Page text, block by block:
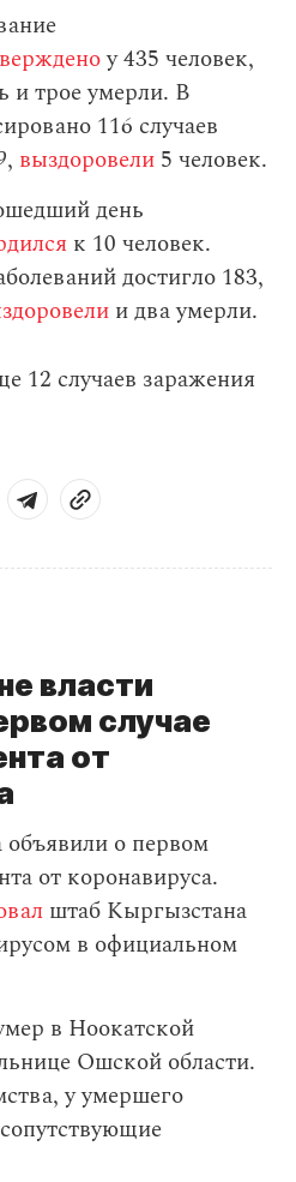
у 435 человек,
и трое умерли. В
116 случаев
, выздоровели 5 человек.
день
к 10 человек.
достигло 183,
и два умерли.
12 случаев заражения
власти
случае
от
о первом
от коронавируса.
штаб Кыргызстана
в официальном
в Ноокатской
Ошской области.
у умершего